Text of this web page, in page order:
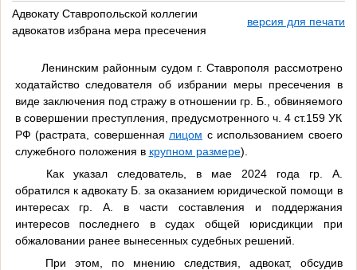
Адвокату Ставропольской коллегии
адвокатов избрана мера пресечения
версия для печати
Ленинским районным судом г. Ставрополя рассмотрено
ходатайство следователя об избрании меры пресечения в
виде заключения под стражу в отношении гр. Б., обвиняемого
в совершении преступления, предусмотренного ч. 4 ст.159 УК
РФ (растрата, совершенная лицом с использованием своего
служебного положения в крупном размере).
Как указал следователь, в мае 2024 года гр. А.
обратился к адвокату Б. за оказанием юридической помощи в
интересах гр. А. в части составления и поддержания
интересов последнего в судах общей юрисдикции при
обжаловании ранее вынесенных судебных решений.
При этом, по мнению следствия, адвокат, обсудив